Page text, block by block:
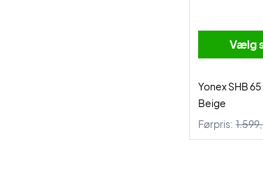
Yonex SHB
Beige
Førpris: